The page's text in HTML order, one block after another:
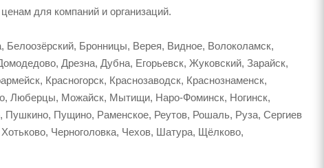
для компаний и организаций.
Белоозёрский, Бронницы, Верея, Видное, Волоколамск,
Дрезна, Дубна, Егорьевск, Жуковский, Зарайск,
Красногорск, Краснозаводск, Краснознаменск,
Люберцы, Можайск, Мытищи, Наро-Фоминск, Ногинск,
Пущино, Раменское, Реутов, Рошаль, Руза, Сергиев
Черноголовка, Чехов, Шатура, Щёлково,